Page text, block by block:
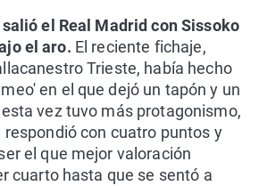
el Real Madrid con Sissoko
el aro. El reciente fichaje,
Trieste, había hecho
en el que dejó un tapón y un
vez tuvo más protagonismo,
respondió con cuatro puntos y
el que mejor valoración
cuarto hasta que se sentó a